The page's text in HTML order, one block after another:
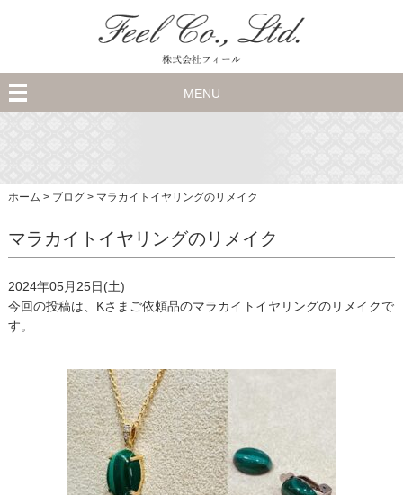
MENU
ホーム > ブログ> マラカイトイヤリングのリメイク
マラカイトイヤリングのリメイク
2024年05月25日(土)
今回の投稿は、Kさまご依頼品のマラカイトイヤリングのリメイクで
す。